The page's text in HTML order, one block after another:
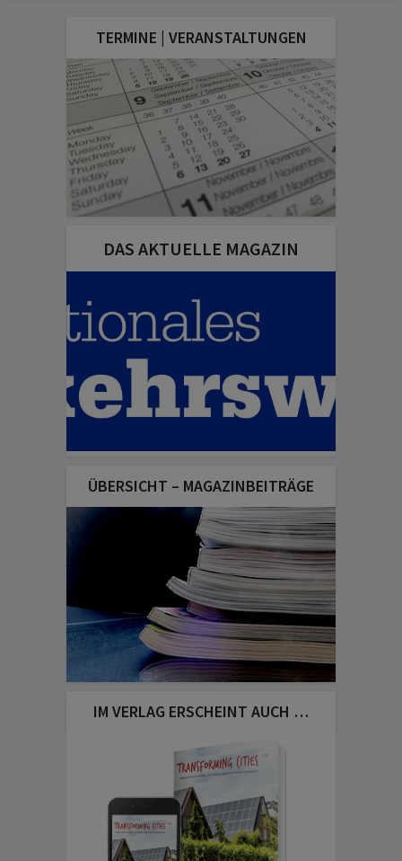
TERMINE | VERANSTALTUNGEN
DAS AKTUELLE MAGAZIN
ÜBERSICHT – MAGAZINBEITRÄGE
IM VERLAG ERSCHEINT AUCH …